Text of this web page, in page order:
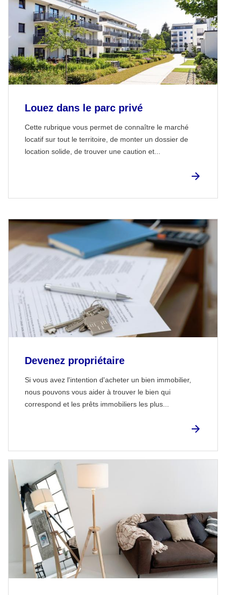
Louez dans le parc privé
Cette rubrique vous permet de connaître le marché
locatif sur tout le territoire, de monter un dossier de
location solide, de trouver une caution et...
Devenez propriétaire
Si vous avez l'intention d'acheter un bien immobilier,
nous pouvons vous aider à trouver le bien qui
correspond et les prêts immobiliers les plus...